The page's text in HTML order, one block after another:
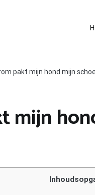
pakt mijn hond mijn
mijn